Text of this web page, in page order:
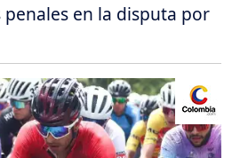
en la disputa por